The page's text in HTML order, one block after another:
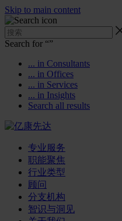
Skip to main content
Search for “”
... in Consultants
... in Offices
... in Services
... in Insights
Search all results
专业服务
职能聚焦
行业类型
顾问
分支机构
智识与洞见